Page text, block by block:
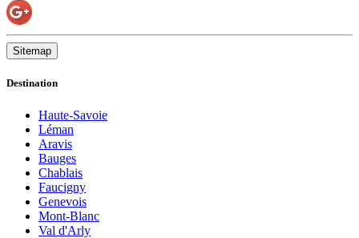
Sitemap
Destination
Haute-Savoie
Léman
Aravis
Bauges
Chablais
Faucigny
Genevois
Mont-Blanc
Val d'Arly